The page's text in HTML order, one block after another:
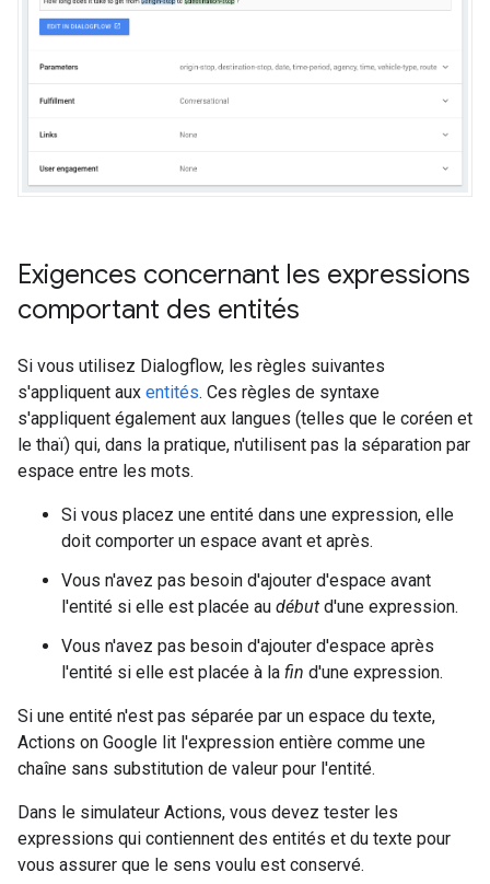
Exigences concernant les expressions
comportant des entités
Si vous utilisez Dialogflow, les règles suivantes
s'appliquent aux entités. Ces règles de syntaxe
s'appliquent également aux langues (telles que le coréen et
le thaï) qui, dans la pratique, n'utilisent pas la séparation par
espace entre les mots.
Si vous placez une entité dans une expression, elle
doit comporter un espace avant et après.
Vous n'avez pas besoin d'ajouter d'espace avant
l'entité si elle est placée au début d'une expression.
Vous n'avez pas besoin d'ajouter d'espace après
l'entité si elle est placée à la fin d'une expression.
Si une entité n'est pas séparée par un espace du texte,
Actions on Google lit l'expression entière comme une
chaîne sans substitution de valeur pour l'entité.
Dans le simulateur Actions, vous devez tester les
expressions qui contiennent des entités et du texte pour
vous assurer que le sens voulu est conservé.